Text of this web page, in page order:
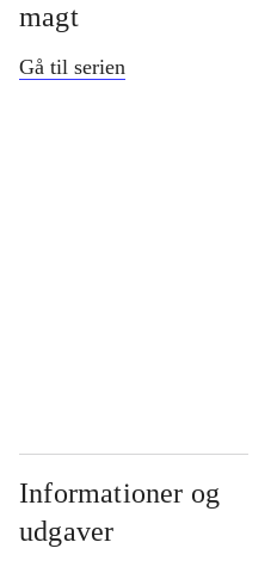
magt
Gå til serien
Informationer og
udgaver